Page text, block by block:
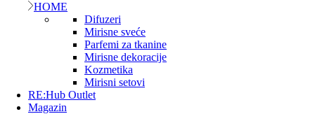
HOME
Difuzeri
Mirisne sveće
Parfemi za tkanine
Mirisne dekoracije
Kozmetika
Mirisni setovi
RE:Hub Outlet
Magazin